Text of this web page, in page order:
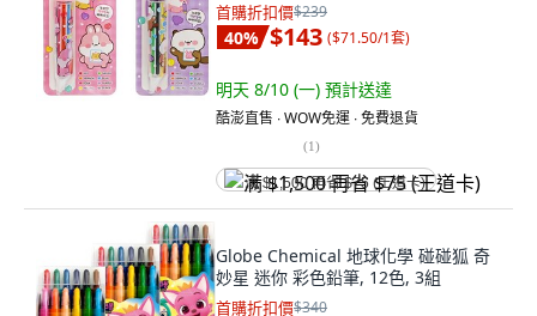
首購折扣價$239
40% $143 ($71.50/1套)
明天 8/10 (一) 預計送達
酷澎直售 ∙ WOW免運 ∙ 免費退貨
(1)
满 $1,500 再省 $75 (王道卡)
Globe Chemical 地球化學 碰碰狐 奇
妙星 迷你 彩色鉛筆, 12色, 3組
首購折扣價$340